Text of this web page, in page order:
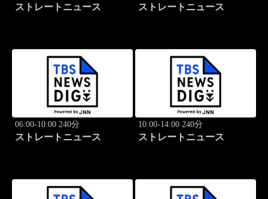
ストレートニュース ストレートニュース
06:00-10:00 240分
ストレートニュース
10:00-14:00 240分
ストレートニュース